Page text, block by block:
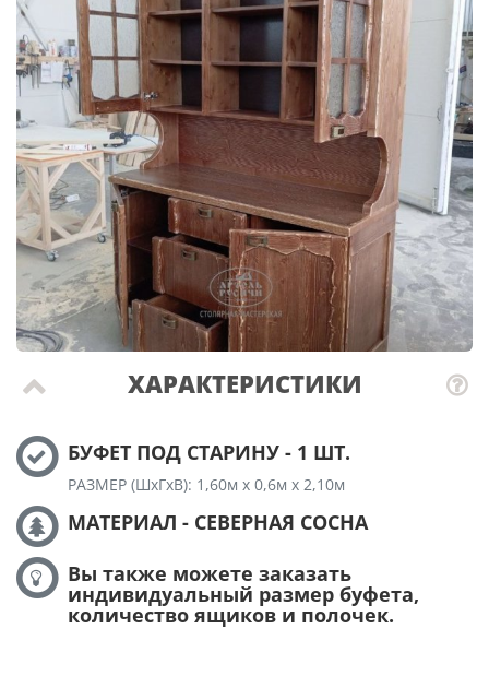
ХАРАКТЕРИСТИКИ
БУФЕТ ПОД СТАРИНУ - 1 ШТ.
РАЗМЕР (ШхГхВ): 1,60м х 0,6м х 2,10м
МАТЕРИАЛ - СЕВЕРНАЯ СОСНА
Вы также можете заказать
индивидуальный размер буфета,
количество ящиков и полочек.